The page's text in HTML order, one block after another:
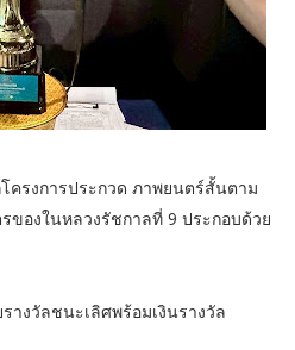
ครงการประกวด ภาพยนตร์สั้นตาม
ของในหลวงรัชกาลที่ 9 ประกอบด้วย
างวัลชนะเลิศพร้อมเงินรางวัล